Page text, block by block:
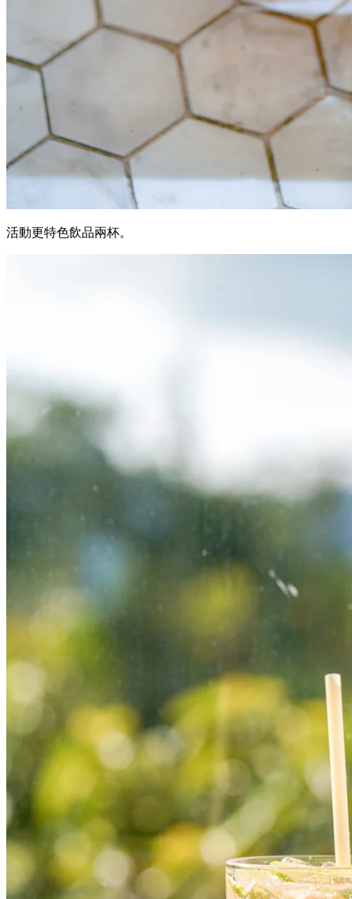
活動更特色飲品兩杯。